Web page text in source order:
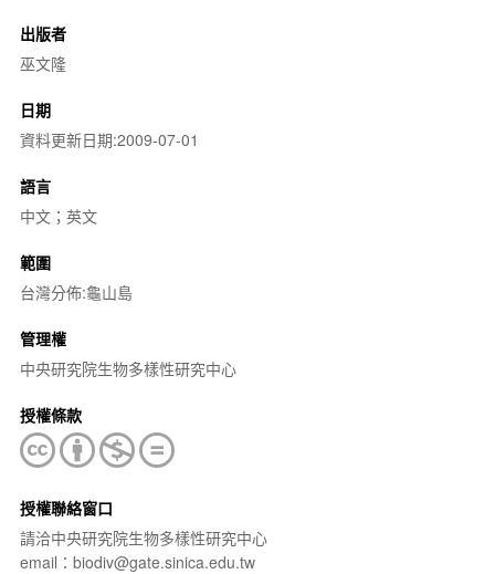
出版者
巫文隆
日期
資料更新日期:2009-07-01
語言
中文；英文
範圍
台灣分佈:龜山島
管理權
中央研究院生物多樣性研究中心
授權條款
授權聯絡窗口
請洽中央研究院生物多樣性研究中心
email：biodiv@gate.sinica.edu.tw